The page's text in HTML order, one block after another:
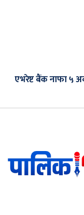
एभरेष्ट बैंक नाफा ५